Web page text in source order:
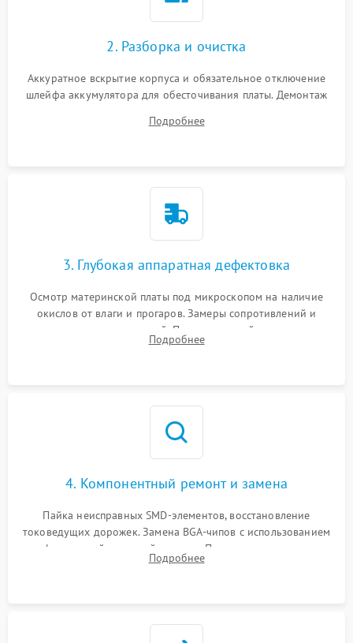
Проблемы Wi‑Fi или
2500 ₽
2. Разборка и очистка
Аккуратное вскрытие корпуса и обязательное отключение
шлейфа аккумулятора для обесточивания платы. Демонтаж
высохшей термопасты с кристаллов чипов.
Подробнее
3. Глубокая аппаратная дефектовка
Осмотр материнской платы под микроскопом на наличие
окислов от влаги и прогаров. Замеры сопротивлений и
дежурных напряжений. Проверка цепей питания,
мультиконтроллера, процессора и видеочипа.
Подробнее
4. Компонентный ремонт и замена
Пайка неисправных SMD-элементов, восстановление
токоведущих дорожек. Замена BGA-чипов с использованием
инфракрасной паяльной станции. Прошивка микросхемы
BIOS или замена поврежденных портов USB
Подробнее